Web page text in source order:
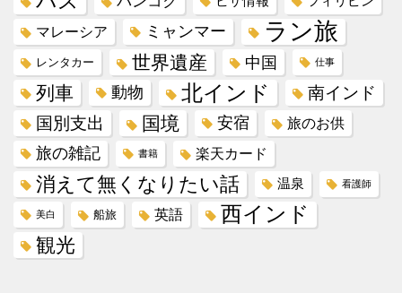
マレーシア ミャンマー ラン旅
レンタカー 世界遺産 中国 仕事
列車 動物 北インド
南インド
国別支出
国境 安宿 旅のお供
旅の雑記 書籍 楽天カード
消えて無くなりたい話 温泉 看護師
美白 船旅 英語 西インド
観光